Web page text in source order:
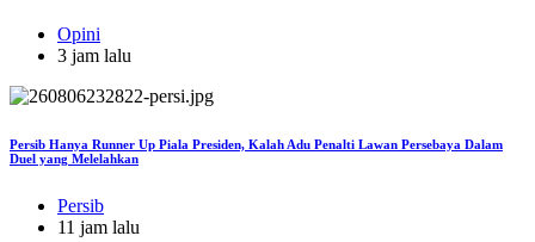
Opini
3 jam lalu
Persib Hanya Runner Up Piala Presiden, Kalah Adu Penalti Lawan Persebaya Dalam
Duel yang Melelahkan
Persib
11 jam lalu